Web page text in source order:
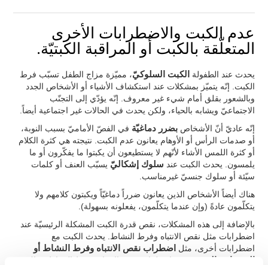
عدم الكبت والاضطرابات الأخرى
المتعلّقة بالكبت أو المراقبة الكبتيّة.
يحدث عند الطفولة الكبت السلوكيّ، مميّزة مزاج الطفل تسبّب فرط
الكبت. إنّه يتميّز بمشكلات عند استكشاف الأشياء أو الأشخاص الجدد
وبالشعور بقلق أمام شيء غير معروف. إنّه يؤدّي إلى التجنّب
الاجتماعيّ ويشابه بالحياء، ولكن يحدث في الحالات غير اجتماعية أيضاً.
إنّه عاديّ أنّ الأشخاصبضرر دماغيّة في الفصّ الأماميّ بسبب النوبة،
أو صدمات الرأس أو الأوهام يعانون عدم الكبت. نتيجته هي كثرة الكلام
أو كثرة اللمس الأشاء لأنّهم لا يستطيعون أن يكبتوا ما يفكّرون أو ما
يلمسون. يحدث الكبت عند سلوك إشكاليّ يسبّب العنف أو كلمات
سيّئة أو سلوك جنسيّ غيرمناسب.
هناك أيضاً الأشخاص الذين يعانون ضرراً دماغيّاً ويكبتون كلامهم ولا
يتكلّمون عادةً (وإن عندما يتكلّمون، يفعلونه بسهولة).
بالإضافة إلى هذه المشكلات، نقص قدرة الكبت المشكلة الرئيسيّة عند
اضطرابات مثل نقص الانتباه وفرط النشاط. يحدث الكبت مع
اضطرابات أخرى، مثل اضطراب نقص الانتباه وفرط النشاط أو
الوسواس القهري
. عند اضطراب نقص الانتباه وفرط النشاط، هناك